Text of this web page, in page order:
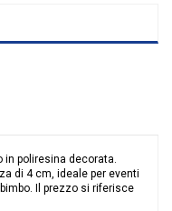
in poliresina decorata.
di 4 cm, ideale per eventi
Il prezzo si riferisce